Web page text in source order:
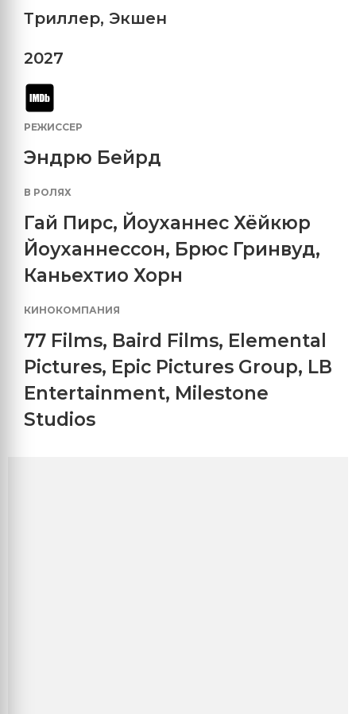
Триллер, Экшен
2027
РЕЖИССЕР
Эндрю Бейрд
В РОЛЯХ
Гай Пирс, Йоуханнес Хёйкюр
Йоуханнессон, Брюс Гринвуд,
Каньехтио Хорн
КИНОКОМПАНИЯ
77 Films, Baird Films, Elemental
Pictures, Epic Pictures Group, LB
Entertainment, Milestone
Studios